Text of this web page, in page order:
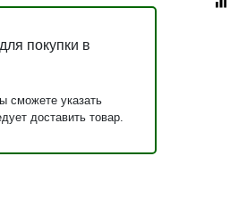
покупки в
сможете указать
доставить товар.